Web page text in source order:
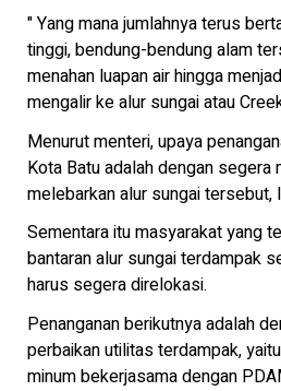
" Yang mana jumlahnya terus
tinggi, bendung-bendung alam
menahan luapan air hingga
mengalir ke alur sungai atau
Menurut menteri, upaya
Kota Batu adalah dengan segera
melebarkan alur sungai tersebut,
Sementara itu masyarakat yang
bantaran alur sungai terdampak
harus segera direlokasi.
Penanganan berikutnya adalah
perbaikan utilitas terdampak,
minum bekerjasama dengan